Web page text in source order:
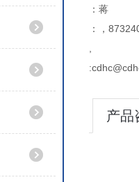
：蒋
：，
产品